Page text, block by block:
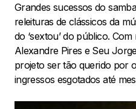
Grandes sucessos do
releituras de clássicos da
do ‘sextou’ do público.
Alexandre Pires e Seu
projeto ser tão querido por
ingressos esgotados até